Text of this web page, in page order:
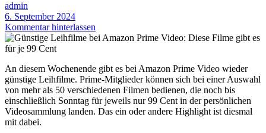
admin
6. September 2024
Kommentar hinterlassen
An diesem Wochenende gibt es bei Amazon Prime Video wieder
günstige Leihfilme. Prime-Mitglieder können sich bei einer Auswahl
von mehr als 50 verschiedenen Filmen bedienen, die noch bis
einschließlich Sonntag für jeweils nur 99 Cent in der persönlichen
Videosammlung landen. Das ein oder andere Highlight ist diesmal
mit dabei.